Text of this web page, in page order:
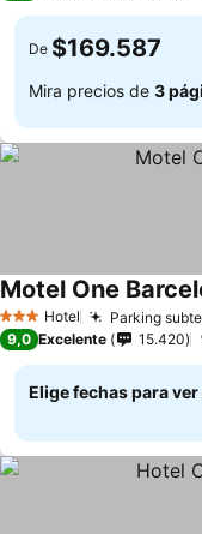
De $169.587
Mira precios de 3
3 Estrellas
Hotel Parking
Motel One
9,0 Excelente 15.420
Elige fechas para